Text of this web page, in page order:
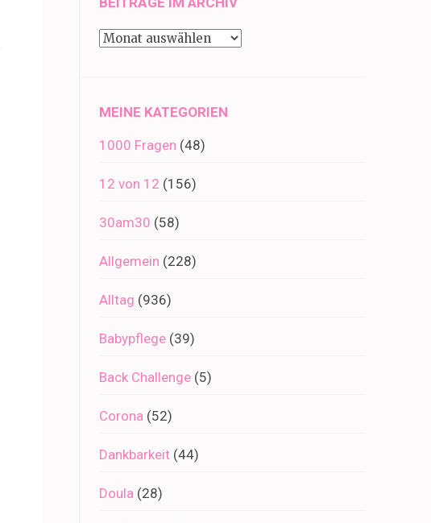
Beiträge
MEINE KATEGORIEN
1000 Fragen (48)
12 von 12 (156)
30am30 (58)
Allgemein (228)
Alltag (936)
Babypflege (39)
Back Challenge (5)
Corona (52)
Dankbarkeit (44)
Doula (28)